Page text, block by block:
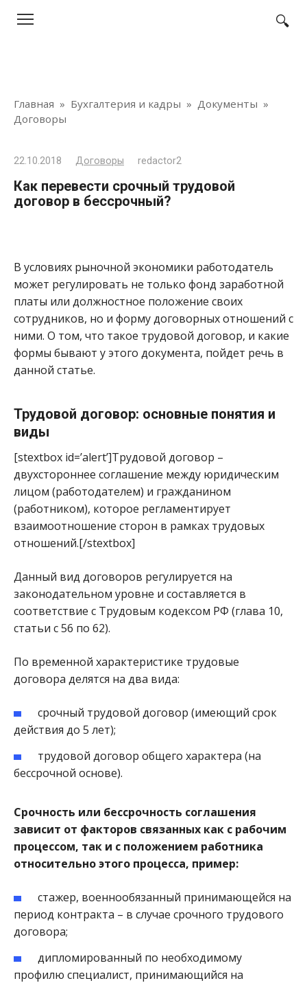
Главная » Бухгалтерия и кадры » Документы »
Договоры
22.10.2018 Договоры redactor2
Как перевести срочный трудовой
договор в бессрочный?
В условиях рыночной экономики работодатель
может регулировать не только фонд заработной
платы или должностное положение своих
сотрудников, но и форму договорных отношений с
ними. О том, что такое трудовой договор, и какие
формы бывают у этого документа, пойдет речь в
данной статье.
Трудовой договор: основные понятия и
виды
[stextbox id=’alert’]Трудовой договор –
двухстороннее соглашение между юридическим
лицом (работодателем) и гражданином
(работником), которое регламентирует
взаимоотношение сторон в рамках трудовых
отношений.[/stextbox]
Данный вид договоров регулируется на
законодательном уровне и составляется в
соответствие с Трудовым кодексом РФ (глава 10,
статьи с 56 по 62).
По временной характеристике трудовые
договора делятся на два вида:
срочный трудовой договор (имеющий срок
действия до 5 лет);
трудовой договор общего характера (на
бессрочной основе).
Срочность или бессрочность соглашения
зависит от факторов связанных как с рабочим
процессом, так и с положением работника
относительно этого процесса, пример:
стажер, военнообязанный принимающейся на
период контракта – в случае срочного трудового
договора;
дипломированный по необходимому
профилю специалист, принимающийся на